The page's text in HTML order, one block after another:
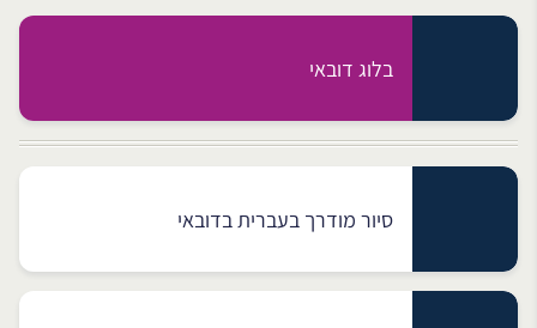
בלוג דובאי
סיור מודרך בעברית בדובאי